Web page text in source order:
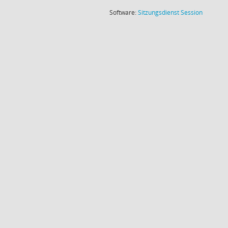
Software:SitzungsdienstSession(Wird in